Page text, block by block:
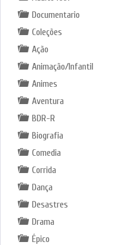
Documentario
Coleções
Ação
Animação/Infantil
Animes
Aventura
BDR-R
Biografia
Comedia
Corrida
Dança
Desastres
Drama
Épico